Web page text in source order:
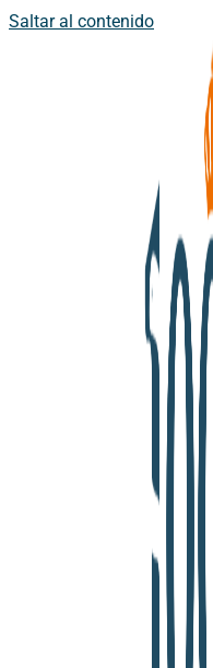
Saltar al contenido